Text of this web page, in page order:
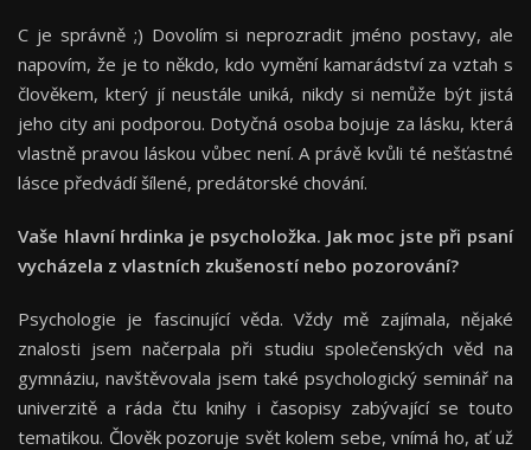
C je správně ;) Dovolím si neprozradit jméno postavy, ale
napovím, že je to někdo, kdo vymění kamarádství za vztah s
člověkem, který jí neustále uniká, nikdy si nemůže být jistá
jeho city ani podporou. Dotyčná osoba bojuje za lásku, která
vlastně pravou láskou vůbec není. A právě kvůli té nešťastné
lásce předvádí šílené, predátorské chování.
Vaše hlavní hrdinka je psycholožka. Jak moc jste při psaní
vycházela z vlastních zkušeností nebo pozorování?
Psychologie je fascinující věda. Vždy mě zajímala, nějaké
znalosti jsem načerpala při studiu společenských věd na
gymnáziu, navštěvovala jsem také psychologický seminář na
univerzitě a ráda čtu knihy i časopisy zabývající se touto
tematikou. Člověk pozoruje svět kolem sebe, vnímá ho, ať už